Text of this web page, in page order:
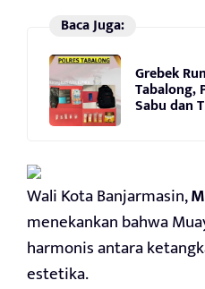
Baca Juga:
Grebek
Tabalong,
Sabu dan
Wali Kota Banjarmasin,
menekankan bahwa
harmonis antara
estetika.